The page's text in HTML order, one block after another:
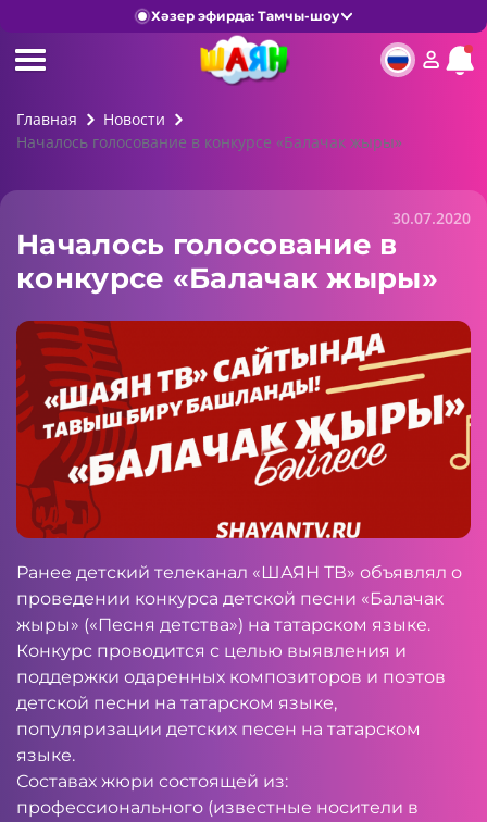
Хәзер эфирда: Тамчы-шоу
Главная
Новости
Началось голосование в конкурсе «Балачак жыры»
30.07.2020
Началось голосование в
конкурсе «Балачак жыры»
Ранее детский телеканал «ШАЯН ТВ» объявлял о
проведении конкурса детской песни «Балачак
жыры» («Песня детства») на татарском языке.
Конкурс проводится с целью выявления и
поддержки одаренных композиторов и поэтов
детской песни на татарском языке,
популяризации детских песен на татарском
языке.
Составах жюри состоящей из:
профессионального (известные носители в